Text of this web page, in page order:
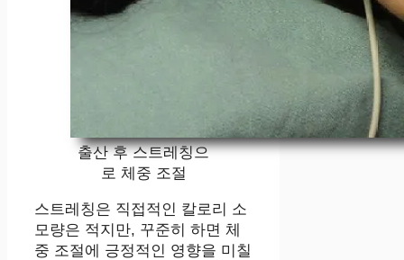
출산 후 스트레칭으
로 체중 조절
스트레칭은 직접적인 칼로리 소
모량은 적지만, 꾸준히 하면 체
중 조절에 긍정적인 영향을 미칠